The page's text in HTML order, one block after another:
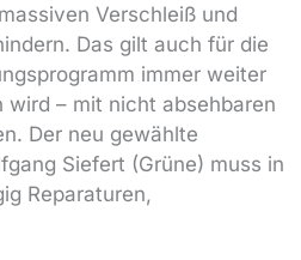
Verschleiß und
Das gilt auch für die
immer weiter
wird – mit nicht absehbaren
Der neu gewählte
Siefert (Grüne) muss in
Reparaturen,